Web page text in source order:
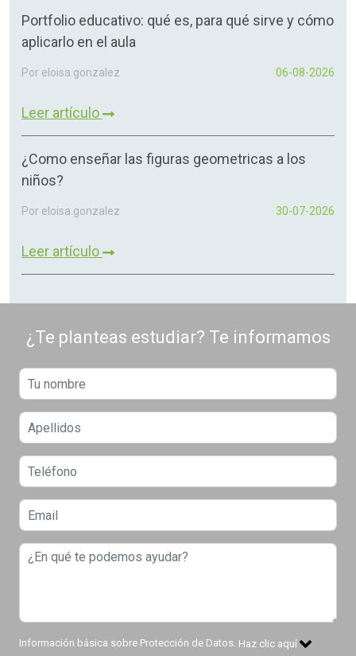
Portfolio educativo: qué es, para qué sirve y cómo
aplicarlo en el aula
Por eloisa.gonzalez 06-08-2026
Leer artículo
¿Como enseñar las figuras geometricas a los
niños?
Por eloisa.gonzalez 30-07-2026
Leer artículo
¿Te planteas estudiar? Te informamos
Información básica sobre Protección de Datos. Haz clic aquí